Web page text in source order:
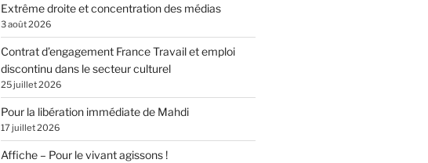
Extrême droite et concentration des médias
3 août 2026
Contrat d’engagement France Travail et emploi
discontinu dans le secteur culturel
25 juillet 2026
Pour la libération immédiate de Mahdi
17 juillet 2026
Affiche – Pour le vivant agissons !